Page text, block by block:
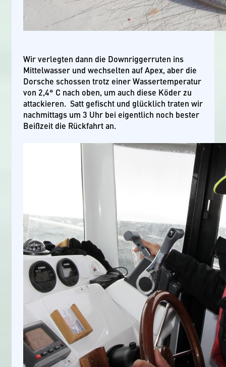
Wir verlegten dann die Downriggerruten ins
Mittelwasser und wechselten auf Apex, aber die
Dorsche schossen trotz einer Wassertemperatur
von 2,4° C nach oben, um auch diese Köder zu
attackieren. Satt gefischt und glücklich traten wir
nachmittags um 3 Uhr bei eigentlich noch bester
Beißzeit die Rückfahrt an.